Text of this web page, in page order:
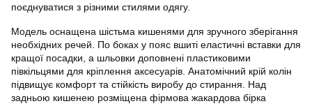
поєднуватися з різними стилями одягу.
Модель оснащена шістьма кишенями для зручного зберігання
необхідних речей. По боках у пояс вшиті еластичні вставки для
кращої посадки, а шльовки доповнені пластиковими
півкільцями для кріплення аксесуарів. Анатомічний крій колін
підвищує комфорт та стійкість виробу до стирання. Над
задньою кишенею розміщена фірмова жакардова бірка